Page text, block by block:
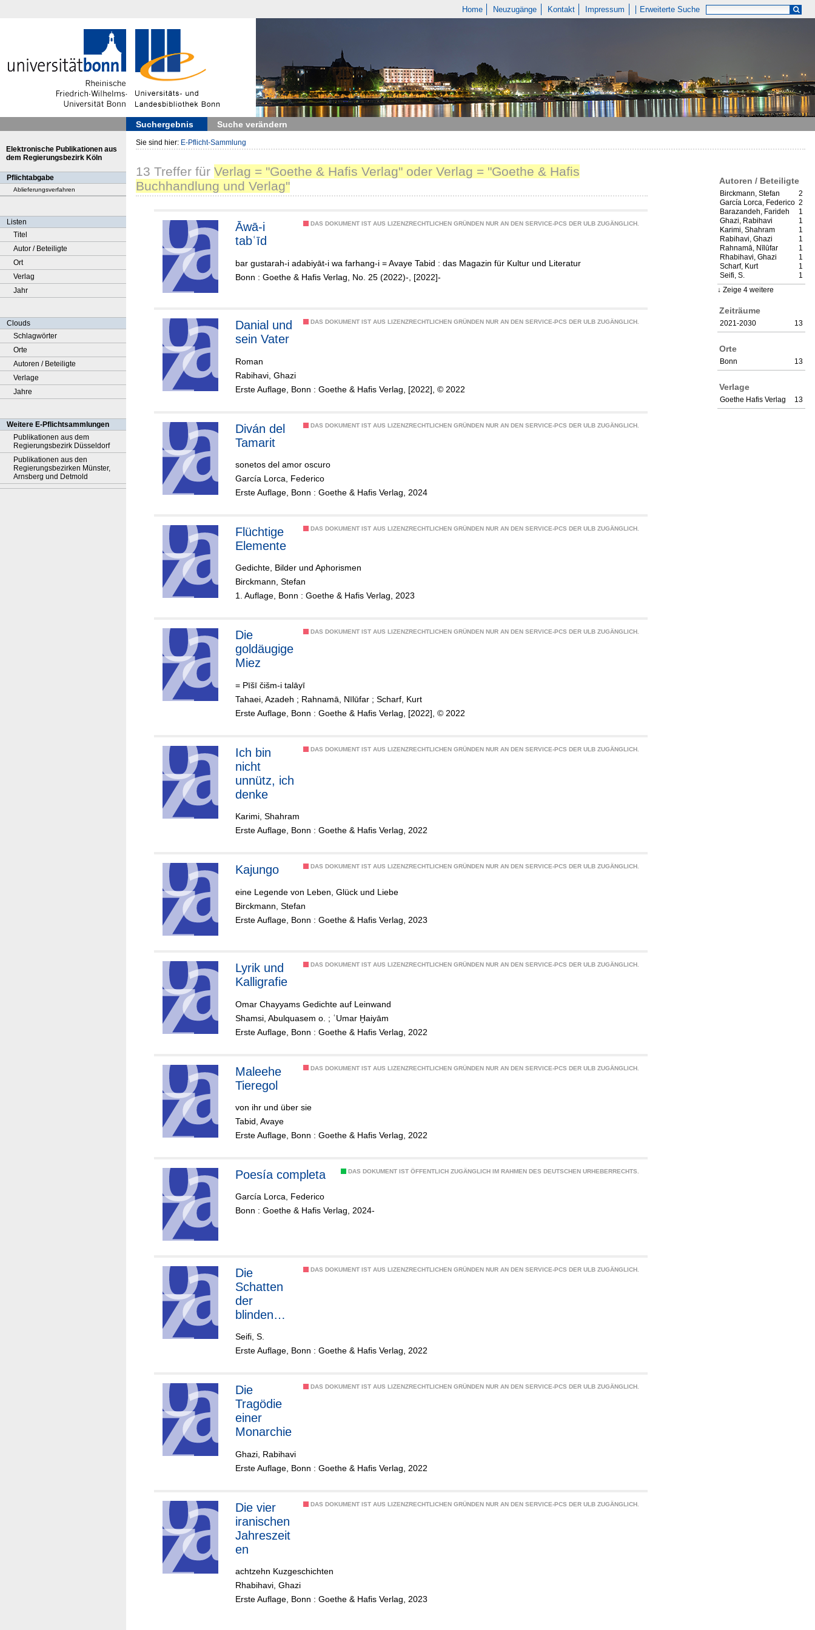
Home Neuzugänge Kontakt Impressum Erweiterte Suche
Suchergebnis Suche verändern
Elektronische Publikationen aus
dem Regierungsbezirk Köln
Pflichtabgabe
Ablieferungsverfahren
Listen
Titel
Autor / Beteiligte
Ort
Verlag
Jahr
Clouds
Schlagwörter
Orte
Autoren / Beteiligte
Verlage
Jahre
Weitere E-Pflichtsammlungen
Publikationen aus dem
Regierungsbezirk Düsseldorf
Publikationen aus den
Regierungsbezirken Münster,
Arnsberg und Detmold
Sie sind hier: E-Pflicht-Sammlung
Autoren / Beteiligte
2
Birckmann, Stefan
2
García Lorca, Federico
1
Barazandeh, Farideh
1
Ghazi, Rabihavi
1
Karimi, Shahram
1
Rabihavi, Ghazi
1
Rahnamā, Nīlūfar
1
Rhabihavi, Ghazi
1
Scharf, Kurt
1
Seifi, S.
Zeige 4 weitere
Zeiträume
13
2021-2030
Orte
13
Bonn
Verlage
13
Goethe Hafis Verlag
13 Treffer für Verlag = "Goethe & Hafis Verlag" oder Verlag = "Goethe & Hafis
Buchhandlung und Verlag"
DAS DOKUMENT IST AUS LIZENZRECHTLICHEN GRÜNDEN NUR AN DEN SERVICE-PCS DER ULB ZUGÄNGLICH.
Āwā-i
tabʿīd
bar gustarah-i adabiyāt-i wa farhang-i = Avaye Tabid : das Magazin für Kultur und Literatur
Bonn : Goethe & Hafis Verlag, No. 25 (2022)-, [2022]-
DAS DOKUMENT IST AUS LIZENZRECHTLICHEN GRÜNDEN NUR AN DEN SERVICE-PCS DER ULB ZUGÄNGLICH.
Danial und
sein Vater
Roman
Rabihavi, Ghazi
Erste Auflage, Bonn : Goethe & Hafis Verlag, [2022], © 2022
DAS DOKUMENT IST AUS LIZENZRECHTLICHEN GRÜNDEN NUR AN DEN SERVICE-PCS DER ULB ZUGÄNGLICH.
Diván del
Tamarit
sonetos del amor oscuro
García Lorca, Federico
Erste Auflage, Bonn : Goethe & Hafis Verlag, 2024
DAS DOKUMENT IST AUS LIZENZRECHTLICHEN GRÜNDEN NUR AN DEN SERVICE-PCS DER ULB ZUGÄNGLICH.
Flüchtige
Elemente
Gedichte, Bilder und Aphorismen
Birckmann, Stefan
1. Auflage, Bonn : Goethe & Hafis Verlag, 2023
DAS DOKUMENT IST AUS LIZENZRECHTLICHEN GRÜNDEN NUR AN DEN SERVICE-PCS DER ULB ZUGÄNGLICH.
Die
goldäugige
Miez
= Pīšī čišm-i talāyī
Tahaei, Azadeh ; Rahnamā, Nīlūfar ; Scharf, Kurt
Erste Auflage, Bonn : Goethe & Hafis Verlag, [2022], © 2022
DAS DOKUMENT IST AUS LIZENZRECHTLICHEN GRÜNDEN NUR AN DEN SERVICE-PCS DER ULB ZUGÄNGLICH.
Ich bin
nicht
unnütz, ich
denke
Karimi, Shahram
Erste Auflage, Bonn : Goethe & Hafis Verlag, 2022
DAS DOKUMENT IST AUS LIZENZRECHTLICHEN GRÜNDEN NUR AN DEN SERVICE-PCS DER ULB ZUGÄNGLICH.
Kajungo
eine Legende von Leben, Glück und Liebe
Birckmann, Stefan
Erste Auflage, Bonn : Goethe & Hafis Verlag, 2023
DAS DOKUMENT IST AUS LIZENZRECHTLICHEN GRÜNDEN NUR AN DEN SERVICE-PCS DER ULB ZUGÄNGLICH.
Lyrik und
Kalligrafie
Omar Chayyams Gedichte auf Leinwand
Shamsi, Abulquasem o. ; ʿUmar Ḫaiyām
Erste Auflage, Bonn : Goethe & Hafis Verlag, 2022
DAS DOKUMENT IST AUS LIZENZRECHTLICHEN GRÜNDEN NUR AN DEN SERVICE-PCS DER ULB ZUGÄNGLICH.
Maleehe
Tieregol
von ihr und über sie
Tabid, Avaye
Erste Auflage, Bonn : Goethe & Hafis Verlag, 2022
DAS DOKUMENT IST ÖFFENTLICH ZUGÄNGLICH IM RAHMEN DES DEUTSCHEN URHEBERRECHTS.
Poesía completa
García Lorca, Federico
Bonn : Goethe & Hafis Verlag, 2024-
DAS DOKUMENT IST AUS LIZENZRECHTLICHEN GRÜNDEN NUR AN DEN SERVICE-PCS DER ULB ZUGÄNGLICH.
Die
Schatten
der
blinden
Seifi, S.
Erste Auflage, Bonn : Goethe & Hafis Verlag, 2022
DAS DOKUMENT IST AUS LIZENZRECHTLICHEN GRÜNDEN NUR AN DEN SERVICE-PCS DER ULB ZUGÄNGLICH.
Die
Tragödie
einer
Monarchie
Ghazi, Rabihavi
Erste Auflage, Bonn : Goethe & Hafis Verlag, 2022
DAS DOKUMENT IST AUS LIZENZRECHTLICHEN GRÜNDEN NUR AN DEN SERVICE-PCS DER ULB ZUGÄNGLICH.
Die vier
iranischen
Jahreszeit
en
achtzehn Kuzgeschichten
Rhabihavi, Ghazi
Erste Auflage, Bonn : Goethe & Hafis Verlag, 2023